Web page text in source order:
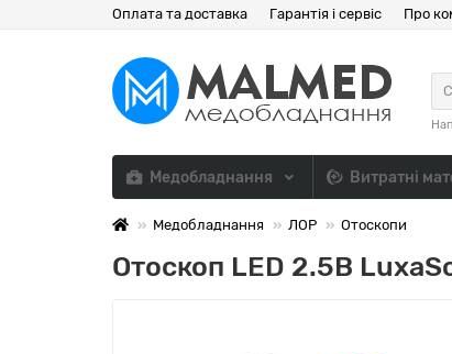
Оплата та доставка Гарантія і сервіс Про
Медобладнання Витратні
Медобладнання ЛОР Отоскопи
Отоскоп LED 2.5В